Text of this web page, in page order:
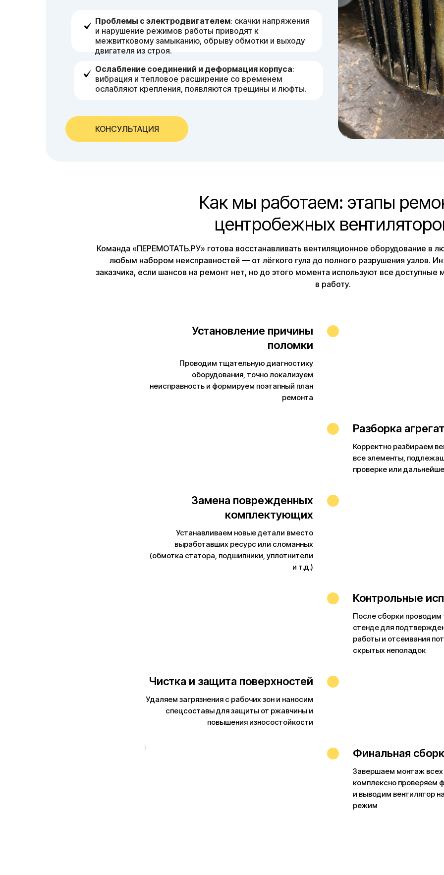
Проблемы с электродвигателем: скачки напряжения
и нарушение режимов работы приводят к
межвитковому замыканию, обрыву обмотки и выходу
двигателя из строя.
Ослабление соединений и деформация корпуса:
вибрация и тепловое расширение со временем
ослабляют крепления, появляются трещины и люфты.
КОНСУЛЬТАЦИЯ
Как мы работаем: этапы
центробежных
Команда «ПЕРЕМОТАТЬ.РУ» готова восстанавливать вентиляционное оборудование в
любым набором неисправностей — от лёгкого гула до полного разрушения узлов.
заказчика, если шансов на ремонт нет, но до этого момента используют все доступные
в работу.
Установление причины
поломки
Проводим тщательную диагностику
оборудования, точно локализуем
неисправность и формируем поэтапный план
ремонта
Разборка
Корректно разбираем
все элементы,
проверке или
Замена поврежденных
комплектующих
Устанавливаем новые детали вместо
выработавших ресурс или сломанных
(обмотка статора, подшипники, уплотнители
и т.д.)
Контрольные
После сборки проводим
стенде для
работы и отсеивания
скрытых неполадок
Чистка и защита поверхностей
Удаляем загрязнения с рабочих зон и наносим
спецсоставы для защиты от ржавчины и
повышения износостойкости
Финальная
Завершаем монтаж всех
комплексно проверяем
и выводим вентилятор
режим